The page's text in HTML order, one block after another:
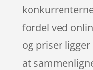
fordel ved
og priser
at